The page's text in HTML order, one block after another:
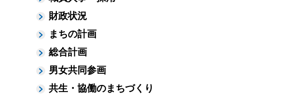
財政状況
まちの計画
総合計画
男女共同参画
共生・協働のまちづくり